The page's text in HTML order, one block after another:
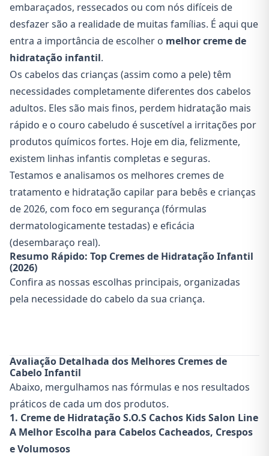
embaraçados, ressecados ou com nós difíceis de
desfazer são a realidade de muitas famílias. É aqui que
entra a importância de escolher o melhor creme de
hidratação infantil.
Os cabelos das crianças (assim como a pele) têm
necessidades completamente diferentes dos cabelos
adultos. Eles são mais finos, perdem hidratação mais
rápido e o couro cabeludo é suscetível a irritações por
produtos químicos fortes. Hoje em dia, felizmente,
existem linhas infantis completas e seguras.
Testamos e analisamos os melhores cremes de
tratamento e hidratação capilar para bebês e crianças
de 2026, com foco em segurança (fórmulas
dermatologicamente testadas) e eficácia
(desembaraço real).
Resumo Rápido: Top Cremes de Hidratação Infantil
(2026)
Confira as nossas escolhas principais, organizadas
pela necessidade do cabelo da sua criança.
Avaliação Detalhada dos Melhores Cremes de
Cabelo Infantil
Abaixo, mergulhamos nas fórmulas e nos resultados
práticos de cada um dos produtos.
1. Creme de Hidratação S.O.S Cachos Kids Salon Line
A Melhor Escolha para Cabelos Cacheados, Crespos
e Volumosos